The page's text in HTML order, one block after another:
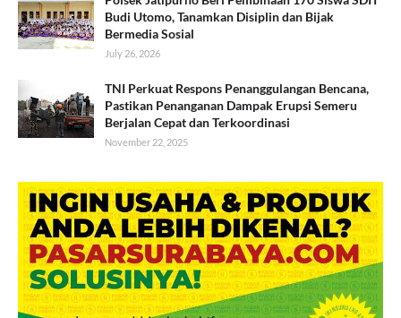
Budi Utomo, Tanamkan Disiplin dan Bijak
Bermedia Sosial
July 26, 2026
TNI Perkuat Respons Penanggulangan Bencana,
Pastikan Penanganan Dampak Erupsi Semeru
Berjalan Cepat dan Terkoordinasi
November 22, 2025